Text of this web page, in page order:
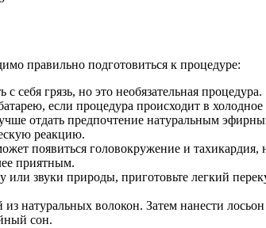
правильно подготовиться к процедуре:
грязь, но это необязательная процедура.
если процедура происходит в холодное
отдать предпочтение натуральным
реакцию.
появиться головокружение и
приятным.
звуки природы, приготовьте легкий
натуральных волокон. Затем нанести
сон.